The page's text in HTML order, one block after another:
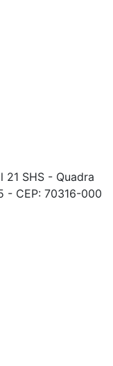
21 SHS - Quadra
- CEP: 70316-000